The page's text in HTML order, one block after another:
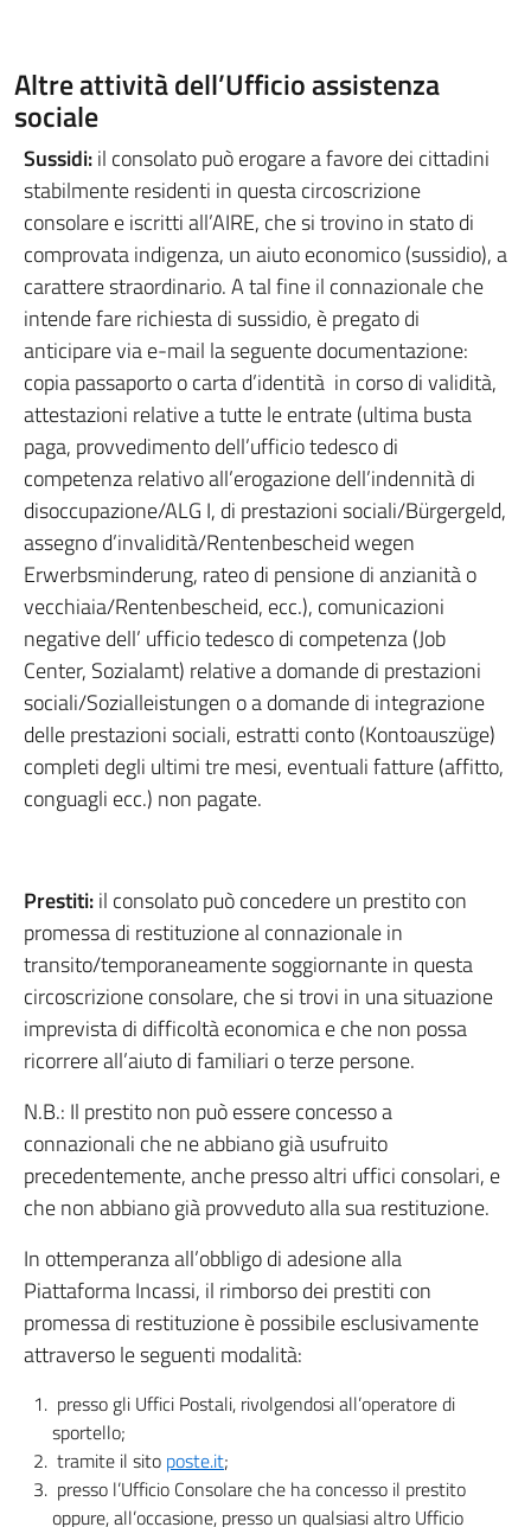
Altre attività dell’Ufficio assistenza
sociale
Sussidi:il consolato può erogare a favore dei cittadini
stabilmente residenti in questa circoscrizione
consolare e iscritti all’AIRE, che si trovino in stato di
comprovata indigenza, un aiuto economico (sussidio), a
carattere straordinario. A tal fine il connazionale che
intende fare richiesta di sussidio, è pregato di
anticipare via e-mail la seguente documentazione:
copia passaporto o carta d’identità in corso di validità,
attestazioni relative a tutte le entrate (ultima busta
paga, provvedimento dell’ufficio tedesco di
competenza relativo all’erogazione dell’indennità di
disoccupazione/ALG I, di prestazioni sociali/Bürgergeld,
assegno d’invalidità/Rentenbescheid wegen
Erwerbsminderung, rateo di pensione di anzianità o
vecchiaia/Rentenbescheid, ecc.), comunicazioni
negative dell’ ufficio tedesco di competenza (Job
Center, Sozialamt) relative a domande di prestazioni
sociali/Sozialleistungen o a domande di integrazione
delle prestazioni sociali, estratti conto (Kontoauszüge)
completi degli ultimi tre mesi, eventuali fatture (affitto,
conguagli ecc.) non pagate.
Prestiti:il consolato può concedere un prestito con
promessa di restituzione al connazionale in
transito/temporaneamente soggiornante in questa
circoscrizione consolare, che si trovi in una situazione
imprevista di difficoltà economica e che non possa
ricorrere all’aiuto di familiari o terze persone.
N.B.: Il prestito non può essere concesso a
connazionali che ne abbiano già usufruito
precedentemente, anche presso altri uffici consolari, e
che non abbiano già provveduto alla sua restituzione.
In ottemperanza all’obbligo di adesione alla
Piattaforma Incassi, il rimborso dei prestiti con
promessa di restituzione è possibile esclusivamente
attraverso le seguenti modalità:
presso gli Uffici Postali, rivolgendosi all’operatore di
sportello;
tramite il sito poste.it;
presso l’Ufficio Consolare che ha concesso il prestito
oppure, all’occasione, presso un qualsiasi altro Ufficio